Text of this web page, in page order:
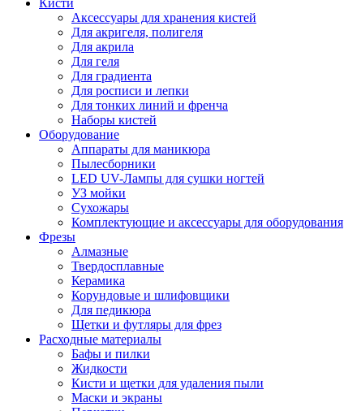
Кисти
Аксессуары для хранения кистей
Для акригеля, полигеля
Для акрила
Для геля
Для градиента
Для росписи и лепки
Для тонких линий и френча
Наборы кистей
Оборудование
Аппараты для маникюра
Пылесборники
LED UV-Лампы для сушки ногтей
УЗ мойки
Сухожары
Комплектующие и аксессуары для оборудования
Фрезы
Алмазные
Твердосплавные
Керамика
Корундовые и шлифовщики
Для педикюра
Щетки и футляры для фрез
Расходные материалы
Бафы и пилки
Жидкости
Кисти и щетки для удаления пыли
Маски и экраны